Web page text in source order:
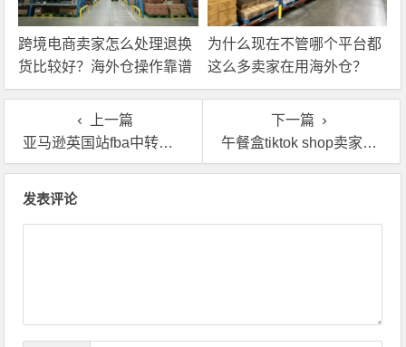
跨境电商卖家怎么处理退换
货比较好？海外仓操作靠谱
吗？
为什么现在不管哪个平台都
这么多卖家在用海外仓？
上一篇
亚马逊英国站fba中转贴标，英国海外仓一般收多少费用？
下一篇
午餐盒tiktok shop卖家英国海外仓一件代发费用
发表评论